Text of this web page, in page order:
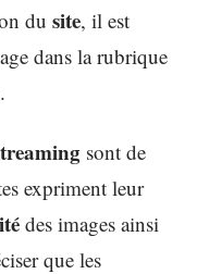
du site, il est
dans la rubrique
sont de
expriment leur
des images ainsi
que les